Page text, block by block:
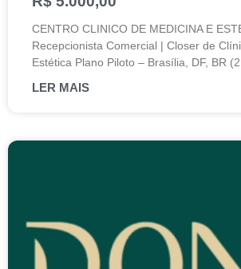
CENTRO CLINICO DE MEDICINA E
Recepcionista Comercial | Closer de
Estética Plano Piloto – Brasília, DF, BR
LER MAIS